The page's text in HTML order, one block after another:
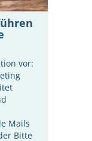
vor:
Mails
Bitte